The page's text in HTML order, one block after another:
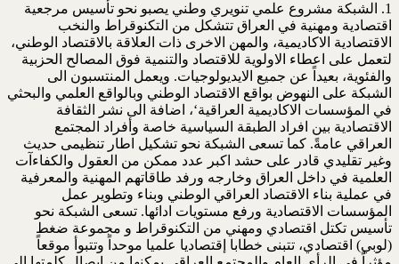
1. الشبكة مشروع علمي تنويري وطني يصبو نحو تأسيس مرجعية
اقتصادية ومهنية في العراق تتشكل من التكنوقراط والنخب
الاقتصادية الاكاديمية، والمهن الاخرى ذات العلاقة بالاقتصاد الوطني،
لتعمل على اعطاء الاولوية للاقتصاد والتنمية فوق المصالح الحزبية
والفئوية، بعيداً عن جميع الايديولوجيات. ويعمل المنتسبون الى
الشبكة على النهوض بواقع الاقتصاد الوطني وبالواقع العلمي والبحثي
في المؤسسات الاكاديمية العراقية‘، اضافة الى نشر الثقافة
الاقتصادية بين افراد الطبقة السياسية خاصة وأفراد المجتمع
العراقي عامةً. كما تسعى الشبكة نحو تشكيل اطار تنظيمى حديث
وغير تقليدي قادر على حشد اكبر عدد ممكن من العقول والكفاءآت
العلمية في داخل العراق وخارجه ورفد طاقاتهم المهنية والمعرفية
في عملية بناء الاقتصاد العراقي الوطني وبناء وتطوير عمل
المؤسسات الاقتصادية ورفع مستويات ادائها. تسعى الشبكة نحو
تأسيس تكتل اقتصادي ومهني من التكنوقراط و مجموعة ضغط
(لوبي) اقتصادي، تتبنى خطابا إقتصاديا علميا موحداً وتتبوأ موقعاً